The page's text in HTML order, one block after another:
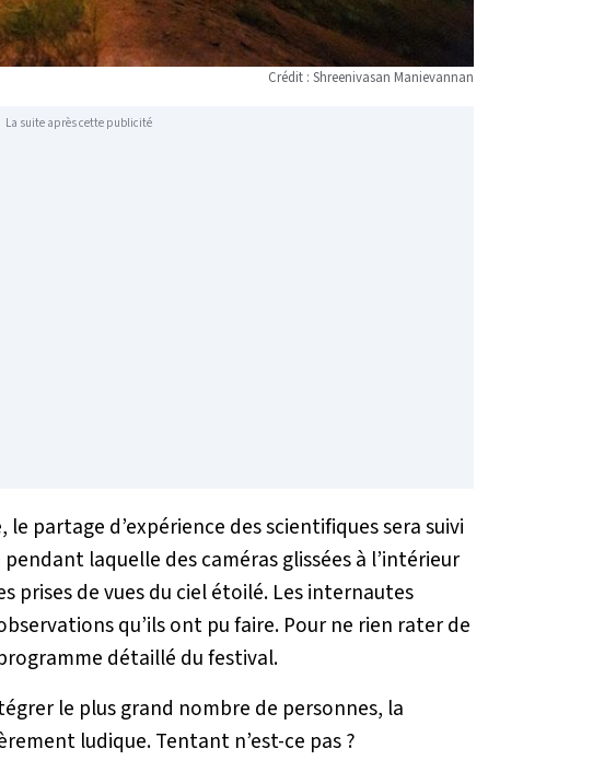
Crédit : Shreenivasan Manievannan
La suite après cette publicité
partage d’expérience des scientifiques sera suivi
laquelle des caméras glissées à l’intérieur
prises de vues du ciel étoilé. Les internautes
qu’ils ont pu faire. Pour ne rien rater de
détaillé du festival.
le plus grand nombre de personnes, la
ludique. Tentant n’est-ce pas ?